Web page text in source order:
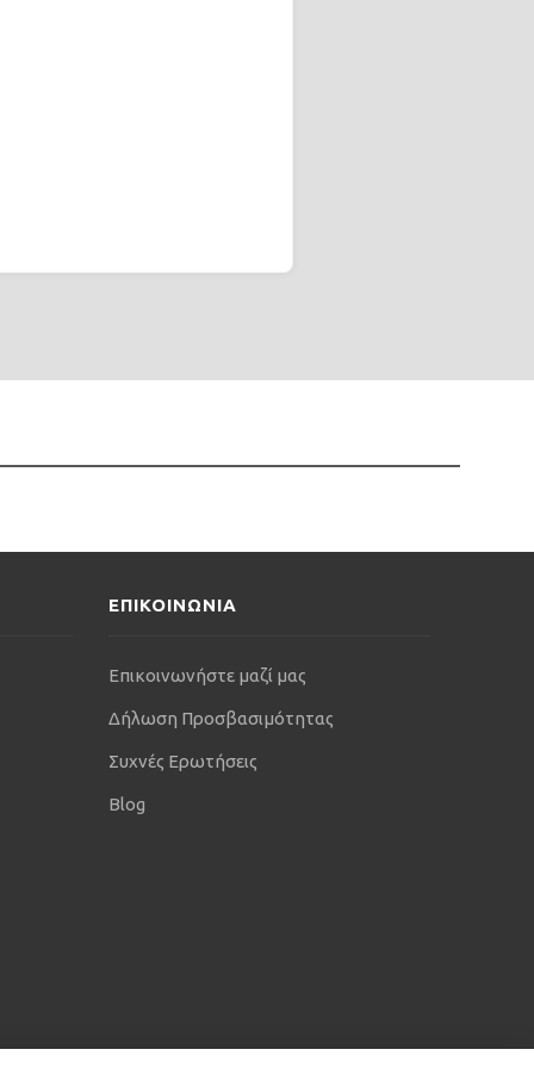
ΕΠΙΚΟΙΝΩΝΙΑ
Επικοινωνήστε μαζί μας
Δήλωση Προσβασιμότητας
Συχνές Ερωτήσεις
Blog